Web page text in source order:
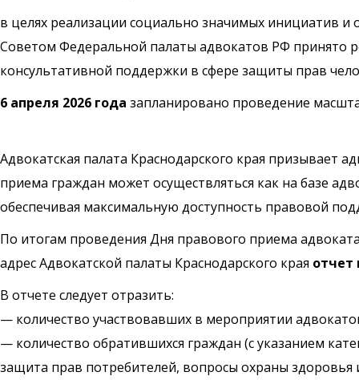
в целях реализации социально значимых инициатив
Советом Федеральной палаты адвокатов РФ принято
консультативной поддержки в сфере защиты прав
6 апреля 2026 года запланировано проведение
Адвокатская палата Краснодарского края призывает
приема граждан может осуществляться как на базе
обеспечивая максимальную доступность правовой
По итогам проведения Дня правового приема
адрес Адвокатской палаты Краснодарского края отчет
В отчете следует отразить:
— количество участвовавших в мероприятии
— количество обратившихся граждан (с указанием
защита прав потребителей, вопросы охраны здоровья